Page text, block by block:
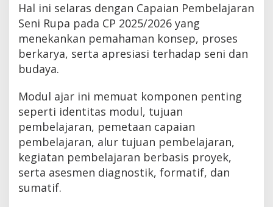
Hal ini selaras dengan Capaian Pembelajaran
Seni Rupa pada CP 2025/2026 yang
menekankan pemahaman konsep, proses
berkarya, serta apresiasi terhadap seni dan
budaya.
Modul ajar ini memuat komponen penting
seperti identitas modul, tujuan
pembelajaran, pemetaan capaian
pembelajaran, alur tujuan pembelajaran,
kegiatan pembelajaran berbasis proyek,
serta asesmen diagnostik, formatif, dan
sumatif.